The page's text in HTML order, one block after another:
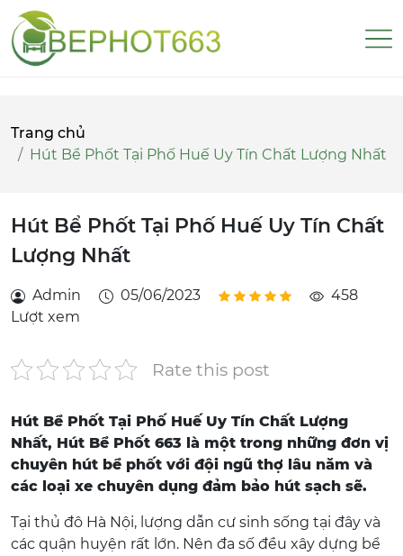
Trang chủ
Hút Bể Phốt Tại Phố Huế Uy Tín Chất Lượng Nhất
Hút Bể Phốt Tại Phố Huế Uy Tín Chất
Lượng Nhất
Admin 05/06/2023
458
Lượt xem
Rate this post
Hút Bể Phốt Tại Phố Huế Uy Tín Chất Lượng
Nhất, Hút Bể Phốt 663 là một trong những đơn vị
chuyên hút bể phốt với đội ngũ thợ lâu năm và
các loại xe chuyên dụng đảm bảo hút sạch sẽ.
Tại thủ đô Hà Nội, lượng dẫn cư sinh sống tại đây và
các quận huyện rất lớn. Nên đa số đều xây dựng bể